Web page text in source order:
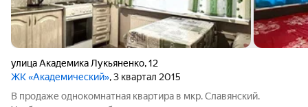
улица Академика Лукьяненко,12
ЖК «Академический», 3 квартал 2015
В продаже однокомнатная квартира в мкр. Славянский.